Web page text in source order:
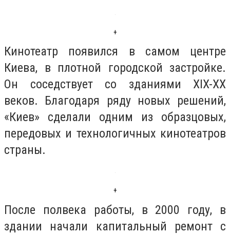
+
Кинотеатр появился в самом центре
Киева, в плотной городской застройке.
Он соседствует со зданиями XIX-XX
веков. Благодаря ряду новых решений,
«Киев» сделали одним из образцовых,
передовых и технологичных кинотеатров
страны.
+
После полвека работы, в 2000 году, в
здании начали капитальный ремонт с